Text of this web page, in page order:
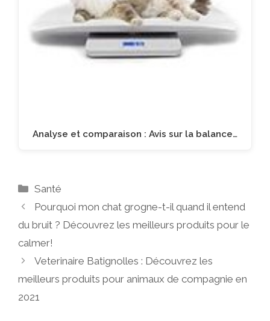
Analyse et comparaison : Avis sur la balance…
Catégories
Santé
Pourquoi mon chat grogne-t-il quand il entend
du bruit ? Découvrez les meilleurs produits pour le
calmer!
Veterinaire Batignolles : Découvrez les
meilleurs produits pour animaux de compagnie en
2021